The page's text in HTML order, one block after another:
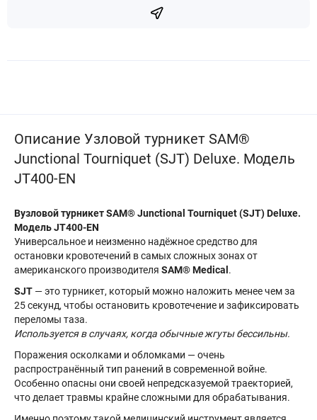
Описание Узловой турникет SAM®
Junctional Tourniquet (SJT) Deluxe. Модель
JT400-EN
Вузловой турникет SAM® Junctional Tourniquet (SJT) Deluxe.
Модель JT400-EN
Универсальное и неизменно надёжное средство для
остановки кровотечений в самых сложных зонах от
американского производителя SAM® Medical.
SJT — это турникет, который можно наложить менее чем за
25 секунд, чтобы остановить кровотечение и зафиксировать
переломы таза.
Используется в случаях, когда обычные жгуты бессильны.
Поражения осколками и обломками — очень
распространённый тип ранений в современной войне.
Особенно опасны они своей непредсказуемой траекторией,
что делает травмы крайне сложными для обрабатывания.